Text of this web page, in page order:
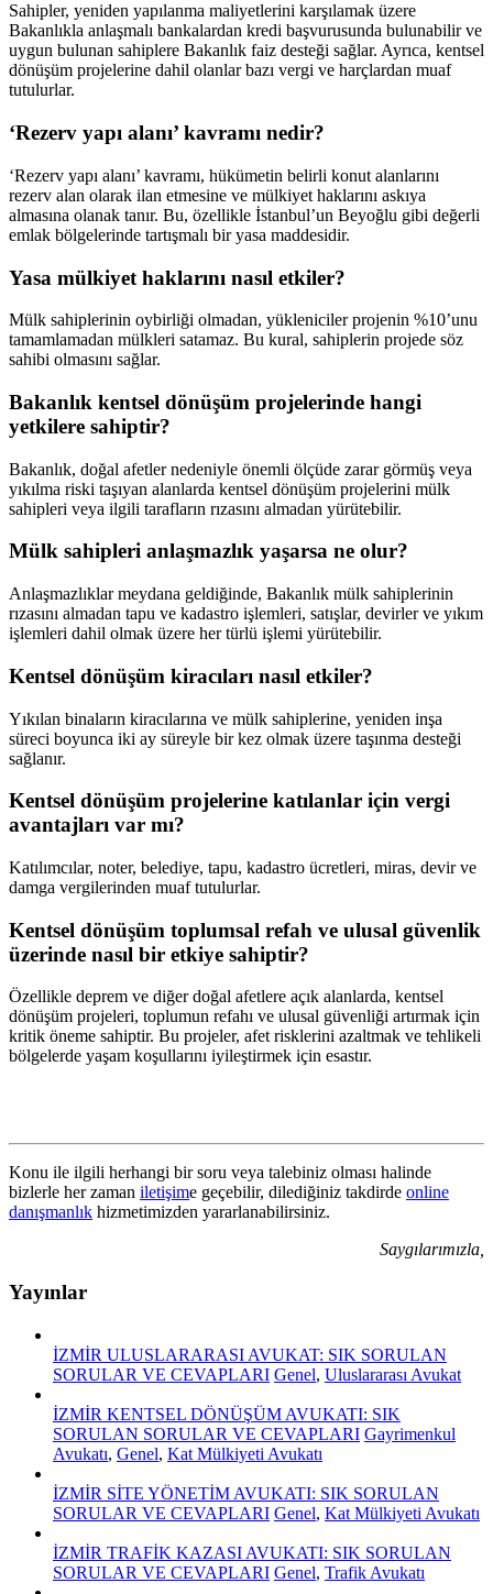
Sahipler, yeniden yapılanma maliyetlerini karşılamak üzere
Bakanlıkla anlaşmalı bankalardan kredi başvurusunda bulunabilir ve
uygun bulunan sahiplere Bakanlık faiz desteği sağlar. Ayrıca, kentsel
dönüşüm projelerine dahil olanlar bazı vergi ve harçlardan muaf
tutulurlar.
‘Rezerv yapı alanı’ kavramı nedir?
‘Rezerv yapı alanı’ kavramı, hükümetin belirli konut alanlarını
rezerv alan olarak ilan etmesine ve mülkiyet haklarını askıya
almasına olanak tanır. Bu, özellikle İstanbul’un Beyoğlu gibi değerli
emlak bölgelerinde tartışmalı bir yasa maddesidir.
Yasa mülkiyet haklarını nasıl etkiler?
Mülk sahiplerinin oybirliği olmadan, yükleniciler projenin %10’unu
tamamlamadan mülkleri satamaz. Bu kural, sahiplerin projede söz
sahibi olmasını sağlar.
Bakanlık kentsel dönüşüm projelerinde hangi
yetkilere sahiptir?
Bakanlık, doğal afetler nedeniyle önemli ölçüde zarar görmüş veya
yıkılma riski taşıyan alanlarda kentsel dönüşüm projelerini mülk
sahipleri veya ilgili tarafların rızasını almadan yürütebilir.
Mülk sahipleri anlaşmazlık yaşarsa ne olur?
Anlaşmazlıklar meydana geldiğinde, Bakanlık mülk sahiplerinin
rızasını almadan tapu ve kadastro işlemleri, satışlar, devirler ve yıkım
işlemleri dahil olmak üzere her türlü işlemi yürütebilir.
Kentsel dönüşüm kiracıları nasıl etkiler?
Yıkılan binaların kiracılarına ve mülk sahiplerine, yeniden inşa
süreci boyunca iki ay süreyle bir kez olmak üzere taşınma desteği
sağlanır.
Kentsel dönüşüm projelerine katılanlar için vergi
avantajları var mı?
Katılımcılar, noter, belediye, tapu, kadastro ücretleri, miras, devir ve
damga vergilerinden muaf tutulurlar.
Kentsel dönüşüm toplumsal refah ve ulusal güvenlik
üzerinde nasıl bir etkiye sahiptir?
Özellikle deprem ve diğer doğal afetlere açık alanlarda, kentsel
dönüşüm projeleri, toplumun refahı ve ulusal güvenliği artırmak için
kritik öneme sahiptir. Bu projeler, afet risklerini azaltmak ve tehlikeli
bölgelerde yaşam koşullarını iyileştirmek için esastır.
Konu ile ilgili herhangi bir soru veya talebiniz olması halinde
bizlerle her zaman iletişime geçebilir, dilediğiniz takdirde online
danışmanlık hizmetimizden yararlanabilirsiniz.
Saygılarımızla,
Yayınlar
İZMİR ULUSLARARASI AVUKAT: SIK SORULAN
SORULAR VE CEVAPLARI Genel, Uluslararası Avukat
İZMİR KENTSEL DÖNÜŞÜM AVUKATI: SIK
SORULAN SORULAR VE CEVAPLARI Gayrimenkul
Avukatı, Genel, Kat Mülkiyeti Avukatı
İZMİR SİTE YÖNETİM AVUKATI: SIK SORULAN
SORULAR VE CEVAPLARI Genel, Kat Mülkiyeti Avukatı
İZMİR TRAFİK KAZASI AVUKATI: SIK SORULAN
SORULAR VE CEVAPLARI Genel, Trafik Avukatı